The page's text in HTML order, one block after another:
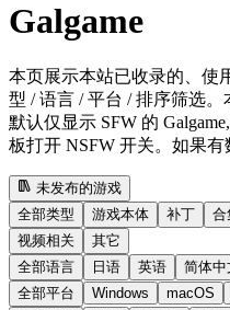
Galgame
本页展示本站已收录的、使
型 / 语言 / 平台 / 排序筛选。
默认仅显示 SFW 的
板打开 NSFW 开关。如果
未发布的游戏
全部类型
游戏本体 补丁 合
视频相关
其它
全部语言
日语 英语 简体中
全部平台
Windows macOS